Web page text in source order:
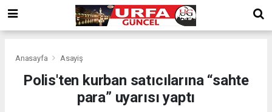
Anasayfa Asayiş
Polis'ten kurban satıcılarına “sahte
para” uyarısı yaptı